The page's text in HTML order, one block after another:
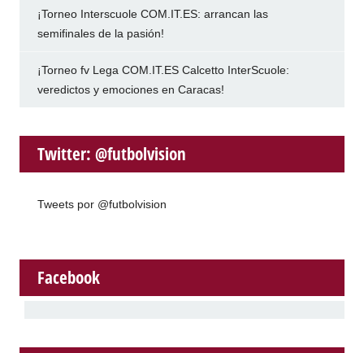
¡Torneo Interscuole COM.IT.ES: arrancan las
semifinales de la pasión!
¡Torneo fv Lega COM.IT.ES Calcetto InterScuole:
veredictos y emociones en Caracas!
Twitter: @futbolvision
Tweets por @futbolvision
Facebook